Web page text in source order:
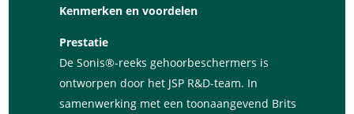
Kenmerken en voordelen
Prestatie
De Sonis®-reeks gehoorbeschermers is
ontworpen door het JSP R&D-team. In
samenwerking met een toonaangevend Brits